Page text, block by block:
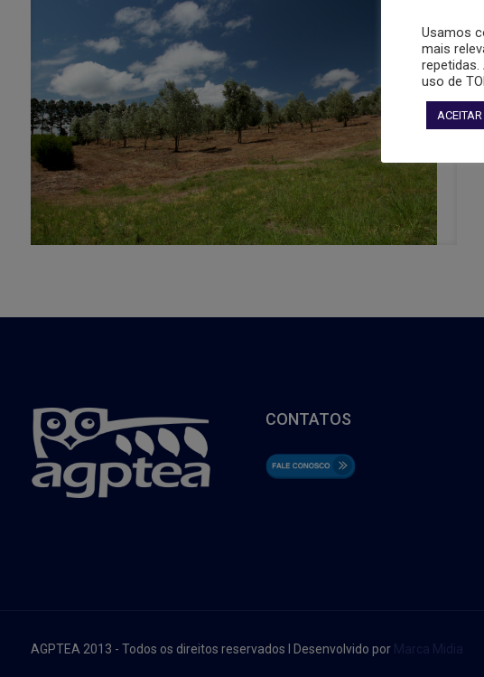
CONTATOS
AGPTEA 2013 - Todos os direitos reservados I Desenvolvido por
Usamos
mais
uso de